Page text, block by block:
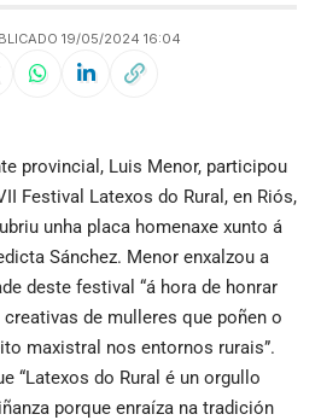
19/05/2024 16:04
provincial, Luis Menor, participou
Festival Latexos do Rural, en Riós,
unha placa homenaxe xunto á
Sánchez. Menor enxalzou a
deste festival “á hora de honrar
de mulleres que poñen o
maxistral nos entornos rurais”.
“Latexos do Rural é un orgullo
porque enraíza na tradición